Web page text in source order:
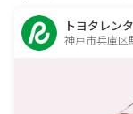
トヨタレン
神戸市兵庫区